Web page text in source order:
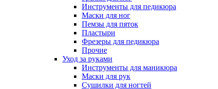
Инструменты для педикюра
Маски для ног
Пемзы для пяток
Пластыри
Фрезеры для педикюра
Прочие
Уход за руками
Инструменты для маникюра
Маски для рук
Сушилки для ногтей